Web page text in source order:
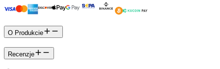
O Produkcie
Recenzje